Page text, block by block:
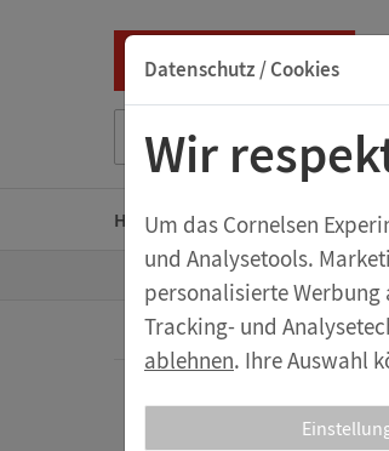
Datenschutz / Cookies
Wir
Um das Cornelsen
und Analysetools.
personalisierte Werbung
Tracking- und
ablehnen. Ihre Auswahl
Home Kindergarten
Z
u
S
t
a
Aktuelles